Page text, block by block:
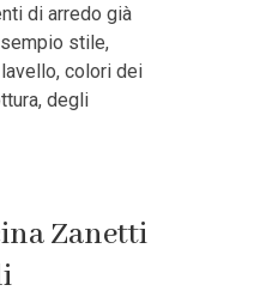
di arredo già
stile,
colori dei
degli
Zanetti